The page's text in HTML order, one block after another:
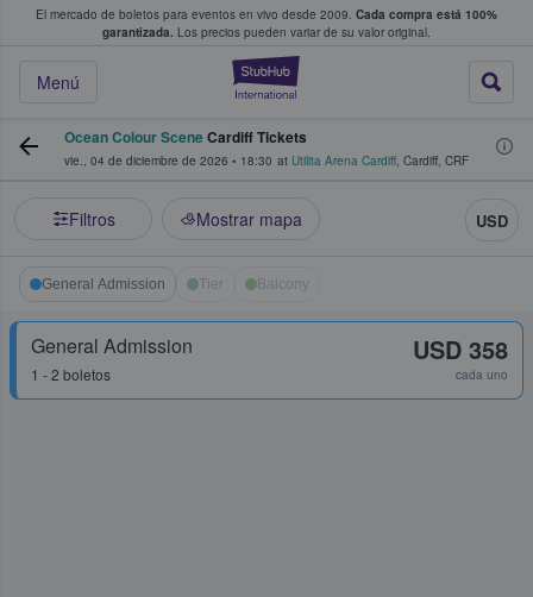
El mercado de boletos para eventos en vivo desde 2009. Cada compra está 100%
garantizada. Los precios pueden variar de su valor original.
StubHub: donde
Menú
fans compran y venden boletos
Ocean Colour SceneCardiff Tickets
vie., 04 de diciembre de 2026 • 18:30 at Utilita Arena Cardiff, Cardiff, CRF
Filtros Mostrar mapa USD
General Admission Tier Balcony
General Admission
1 - 2 boletos
USD 358
cada uno